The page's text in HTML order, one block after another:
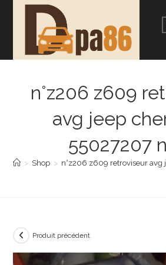
n°z206 z609
avg jeep
55027207
> Shop > n°z206 z609 retroviseur avg
Produit précédent